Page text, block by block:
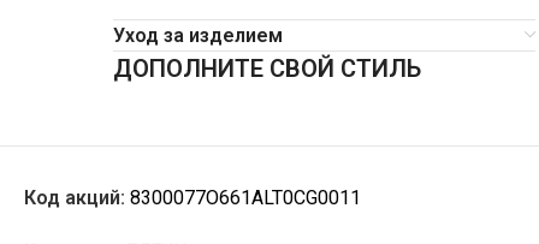
Уход за изделием
ДОПОЛНИТЕ СВОЙ СТИЛЬ
Код акций: 8300077O661ALT0CG0011